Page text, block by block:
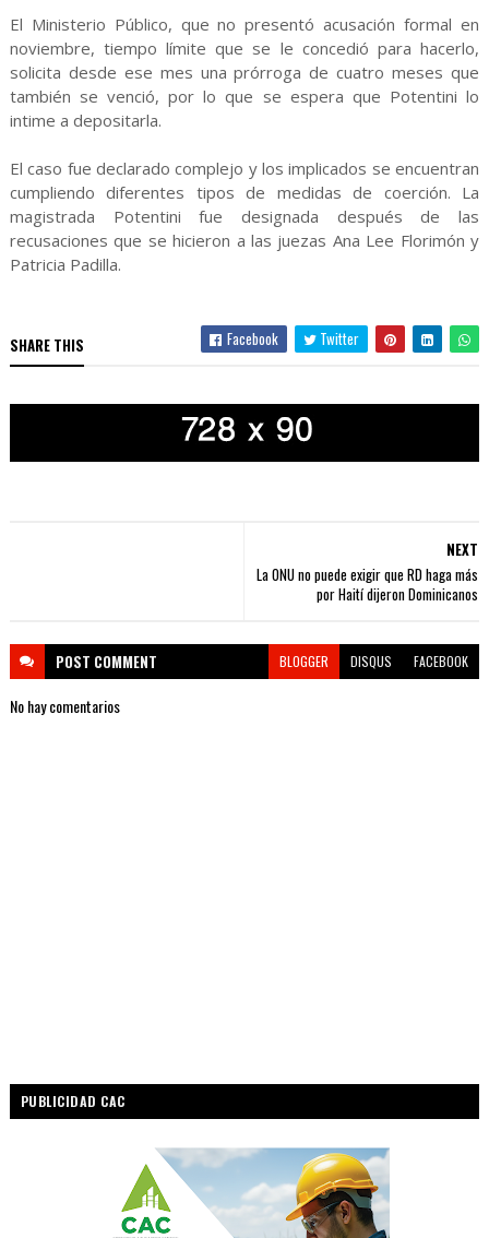
El Ministerio Público, que no presentó acusación formal en
noviembre, tiempo límite que se le concedió para hacerlo,
solicita desde ese mes una prórroga de cuatro meses que
también se venció, por lo que se espera que Potentini lo
intime a depositarla.
El caso fue declarado complejo y los implicados se encuentran
cumpliendo diferentes tipos de medidas de coerción. La
magistrada Potentini fue designada después de las
recusaciones que se hicieron a las juezas Ana Lee Florimón y
Patricia Padilla.
SHARE THIS Facebook Twitter
NEXT
La ONU no puede exigir que RD haga más
por Haití dijeron Dominicanos
POST COMMENT BLOGGER DISQUS FACEBOOK
No hay comentarios
PUBLICIDAD CAC